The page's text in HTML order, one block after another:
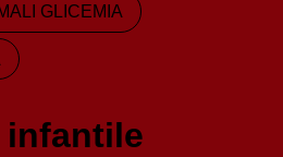
GLICEMIA
infantile